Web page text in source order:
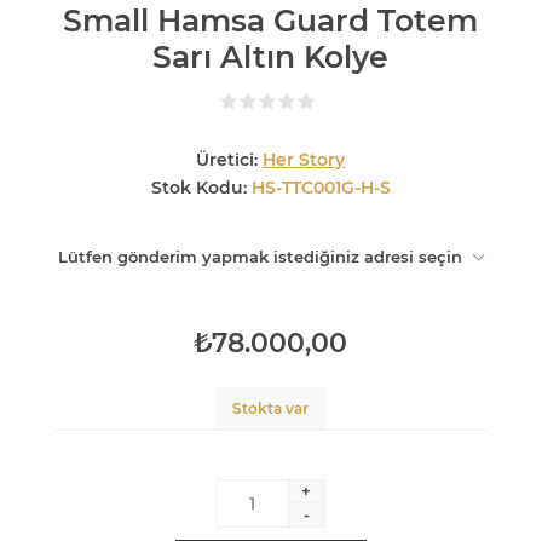
Small Hamsa Guard Totem
Sarı Altın Kolye
Üretici: Her Story
Stok Kodu: HS-TTC001G-H-S
Lütfen gönderim yapmak istediğiniz adresi seçin
₺78.000,00
Stokta var
+
-